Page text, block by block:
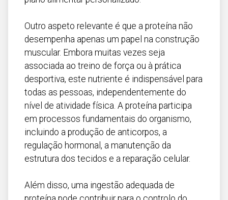
Outro aspeto relevante é que a proteína não
desempenha apenas um papel na construção
muscular. Embora muitas vezes seja
associada ao treino de força ou à prática
desportiva, este nutriente é indispensável para
todas as pessoas, independentemente do
nível de atividade física. A proteína participa
em processos fundamentais do organismo,
incluindo a produção de anticorpos, a
regulação hormonal, a manutenção da
estrutura dos tecidos e a reparação celular.
Além disso, uma ingestão adequada de